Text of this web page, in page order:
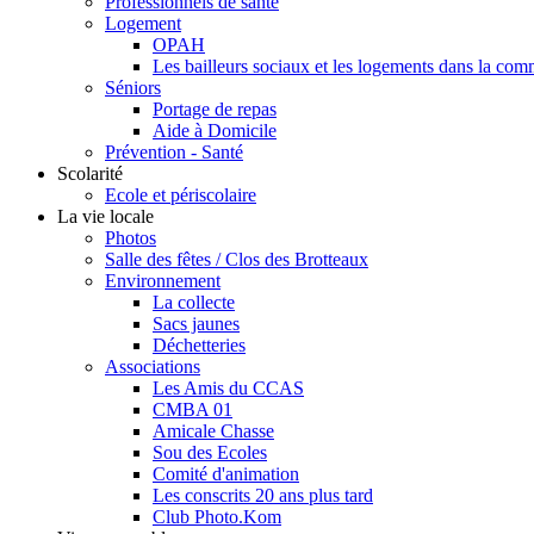
Logement
OPAH
Les bailleurs sociaux et les logements dans la
Séniors
Portage de repas
Aide à Domicile
Prévention - Santé
Scolarité
Ecole et périscolaire
La vie locale
Photos
Salle des fêtes / Clos des Brotteaux
Environnement
La collecte
Sacs jaunes
Déchetteries
Associations
Les Amis du CCAS
CMBA 01
Amicale Chasse
Sou des Ecoles
Comité d'animation
Les conscrits 20 ans plus tard
Club Photo.Kom